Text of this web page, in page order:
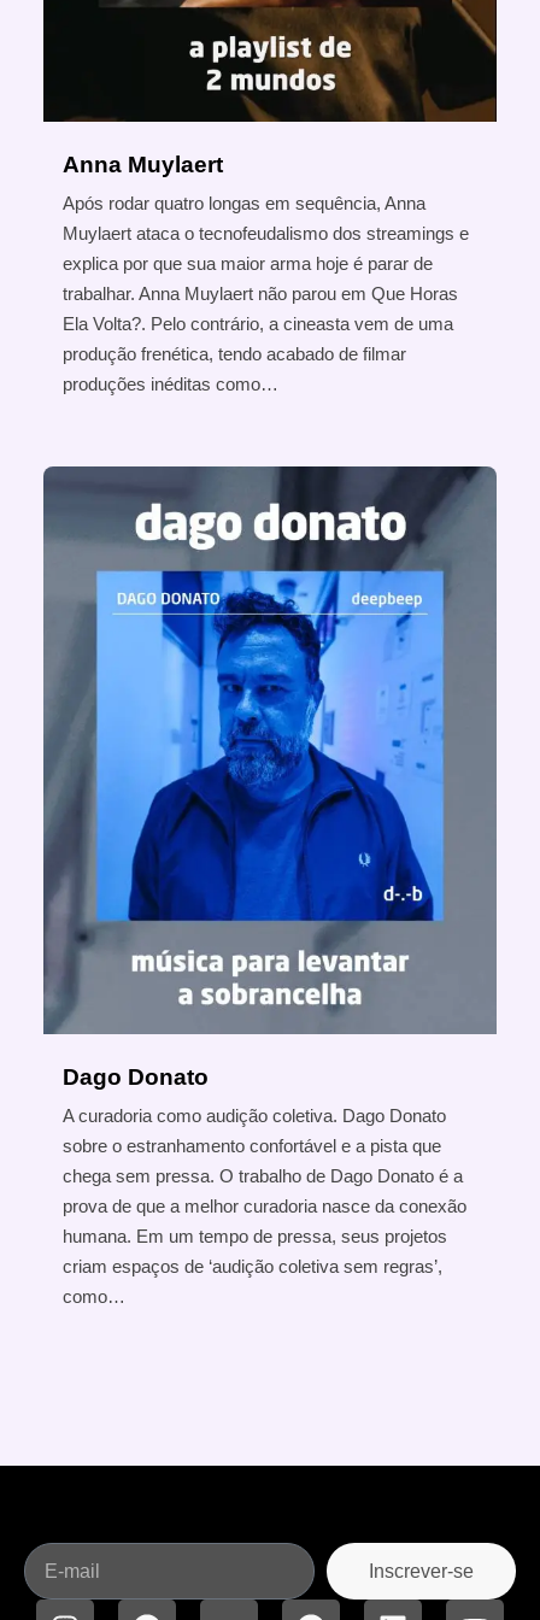
Anna Muylaert
Após rodar quatro longas em sequência, Anna
Muylaert ataca o tecnofeudalismo dos streamings e
explica por que sua maior arma hoje é parar de
trabalhar. Anna Muylaert não parou em Que Horas
Ela Volta?. Pelo contrário, a cineasta vem de uma
produção frenética, tendo acabado de filmar
produções inéditas como…
Dago Donato
A curadoria como audição coletiva. Dago Donato
sobre o estranhamento confortável e a pista que
chega sem pressa. O trabalho de Dago Donato é a
prova de que a melhor curadoria nasce da conexão
humana. Em um tempo de pressa, seus projetos
criam espaços de ‘audição coletiva sem regras’,
como…
Inscrever-se